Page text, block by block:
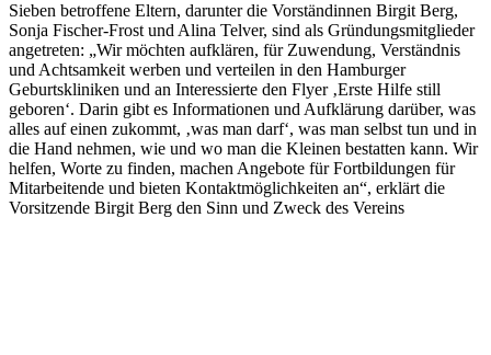
Sieben betroffene Eltern, darunter die Vorständinnen Birgit Berg,
Sonja Fischer-Frost und Alina Telver, sind als Gründungsmitglieder
angetreten: „Wir möchten aufklären, für Zuwendung, Verständnis
und Achtsamkeit werben und verteilen in den Hamburger
Geburtskliniken und an Interessierte den Flyer ‚Erste Hilfe still
geboren‘. Darin gibt es Informationen und Aufklärung darüber, was
alles auf einen zukommt, ‚was man darf‘, was man selbst tun und in
die Hand nehmen, wie und wo man die Kleinen bestatten kann. Wir
helfen, Worte zu finden, machen Angebote für Fortbildungen für
Mitarbeitende und bieten Kontaktmöglichkeiten an“, erklärt die
Vorsitzende Birgit Berg den Sinn und Zweck des Vereins